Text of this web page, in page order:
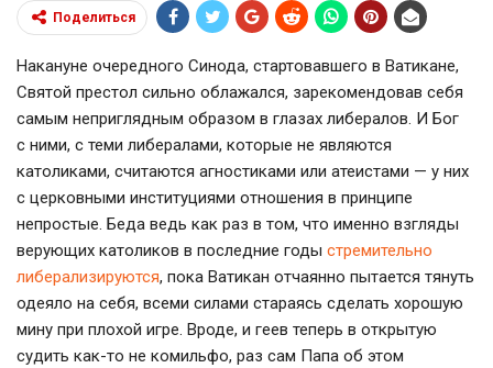
Поделиться
Накануне очередного Синода, стартовавшего в Ватикане,
Святой престол сильно облажался, зарекомендовав себя
самым неприглядным образом в глазах либералов. И Бог
с ними, с теми либералами, которые не являются
католиками, считаются агностиками или атеистами — у них
с церковными институциями отношения в принципе
непростые. Беда ведь как раз в том, что именно взгляды
верующих католиков в последние годы стремительно
либерализируются, пока Ватикан отчаянно пытается тянуть
одеяло на себя, всеми силами стараясь сделать хорошую
мину при плохой игре. Вроде, и геев теперь в открытую
судить как-то не комильфо, раз сам Папа об этом